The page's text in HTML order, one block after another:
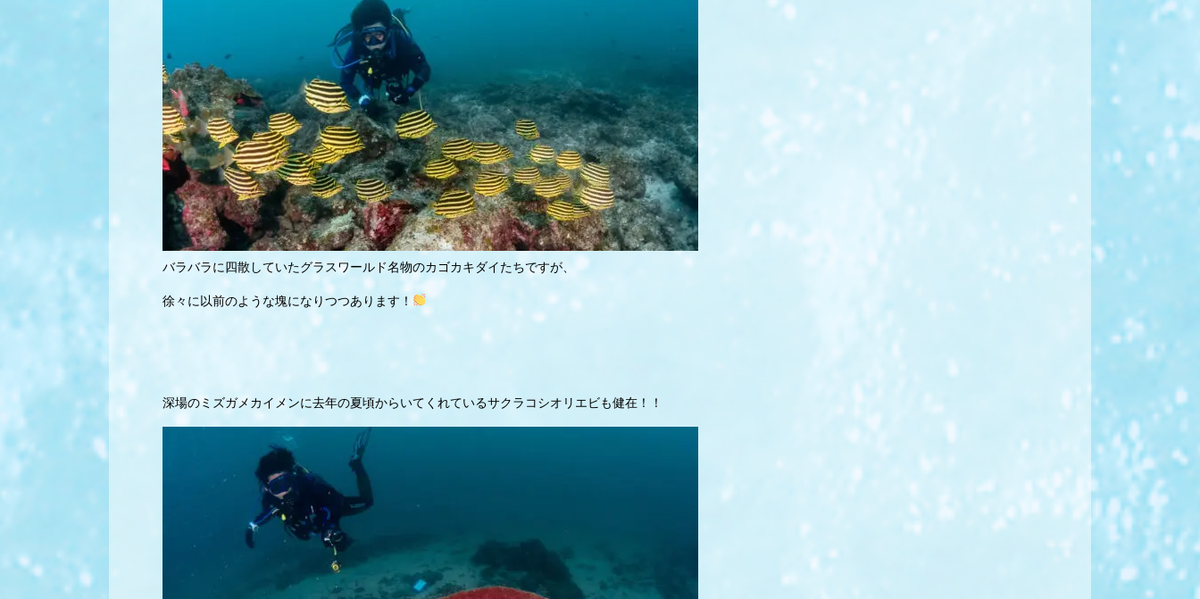
バラバラに四散していたグラスワールド名物のカゴカキダイたちですが、
徐々に以前のような塊になりつつあります！
深場のミズガメカイメンに去年の夏頃からいてくれているサクラコシオリエビも健在！！